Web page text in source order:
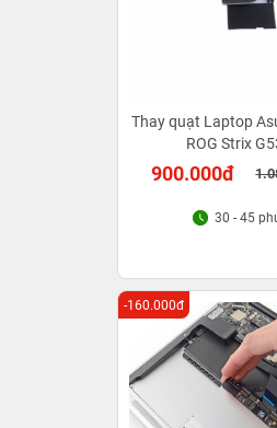
Thay quạt Laptop
ROG Strix
900.000đ
30 - 45
-160.000đ